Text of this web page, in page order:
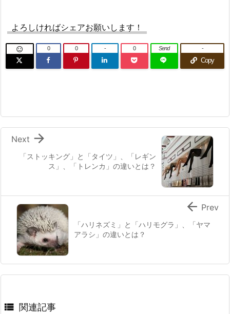
よろしければシェアお願いします！
 0 0 - 0 Send
Copy
-
「ストッキング」と「タイツ」、「レギン
ス」、「トレンカ」の違いとは？

Next
「ハリネズミ」と「ハリモグラ」、「ヤマ
アラシ」の違いとは？
 Prev
 関連記事